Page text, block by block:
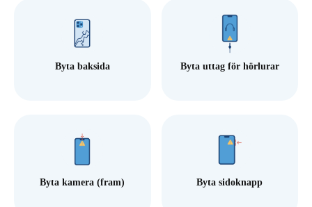
Byta baksida Byta uttag för hörlurar
Byta kamera (fram) Byta sidoknapp